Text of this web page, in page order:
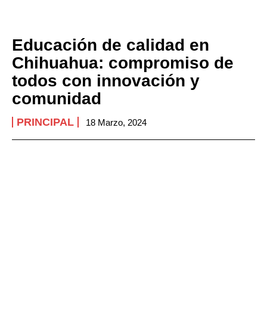
Educación de calidad en
Chihuahua: compromiso de
todos con innovación y
comunidad
PRINCIPAL 18 Marzo, 2024